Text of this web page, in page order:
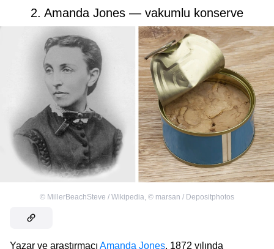
2. Amanda Jones — vakumlu konserve
© MillerBeachSteve / Wikipedia © marsan / Depositphotos
Yazar ve araştırmacı Amanda Jones, 1872 yılında